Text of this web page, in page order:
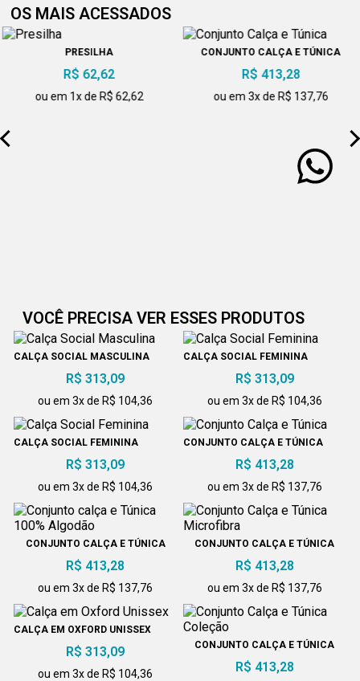
OS MAIS ACESSADOS
PRESILHA
R$ 62,62
ou em 1x de R$ 62,62
CONJUNTO CALÇA E TÚNICA
R$ 413,28
ou em 3x de R$ 137,76
VOCÊ PRECISA VER ESSES PRODUTOS
CALÇA SOCIAL MASCULINA
R$ 313,09
ou em 3x de R$ 104,36
CALÇA SOCIAL FEMININA
R$ 313,09
ou em 3x de R$ 104,36
CALÇA SOCIAL FEMININA
R$ 313,09
ou em 3x de R$ 104,36
CONJUNTO CALÇA E TÚNICA
R$ 413,28
ou em 3x de R$ 137,76
CONJUNTO CALÇA E TÚNICA
R$ 413,28
ou em 3x de R$ 137,76
CONJUNTO CALÇA E TÚNICA
R$ 413,28
ou em 3x de R$ 137,76
CALÇA EM OXFORD UNISSEX
R$ 313,09
ou em 3x de R$ 104,36
CONJUNTO CALÇA E TÚNICA
R$ 413,28